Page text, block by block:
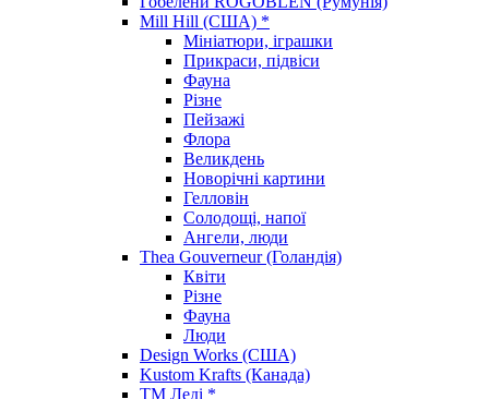
Mill Hill (США) *
Мініатюри, іграшки
Прикраси, підвіси
Фауна
Різне
Пейзажі
Флора
Великдень
Новорічні картини
Гелловін
Солодощі, напої
Ангели, люди
Thea Gouverneur (Голандія)
Квіти
Різне
Фауна
Люди
Design Works (США)
Kustom Krafts (Канада)
ТМ Леді *